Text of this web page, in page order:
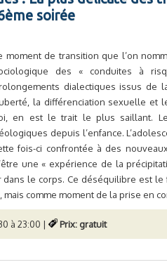
soirée
moment de transition que l’on
des « conduites à
dialectiques issus de
la différenciation sexuelle et
en est le trait le plus saillant.
depuis l’enfance.
fois-ci confrontée à des
une « expérience de la
le corps. Ce déséquilibre est
comme moment de la prise en
à 23:00 | Prix: gratuit